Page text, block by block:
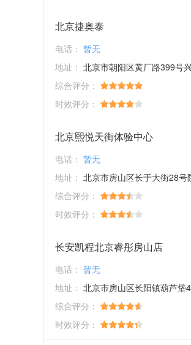
北京捷奥泰
电话： 暂无
地址： 北京市朝阳区黄厂路399号
综合评分：
时效评分：
北京熙悦天街体验中心
电话： 暂无
地址： 北京市房山区长于大街28
综合评分：
时效评分：
长安凯程北京睿彤房山店
电话： 暂无
地址： 北京市房山区长阳镇葫芦垡
综合评分：
时效评分：